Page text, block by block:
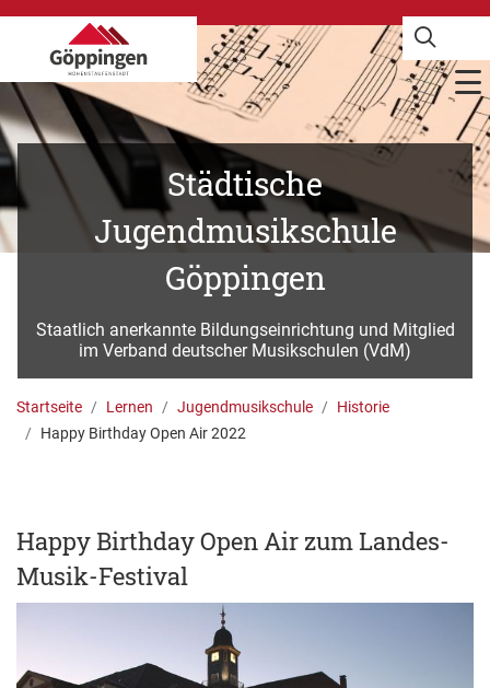
Städtische
Jugendmusikschule
Göppingen
Staatlich anerkannte Bildungseinrichtung und Mitglied
im Verband deutscher Musikschulen (VdM)
Startseite Lernen Jugendmusikschule
Historie
Happy Birthday Open Air 2022
Happy Birthday Open Air zum Landes-
Musik-Festival